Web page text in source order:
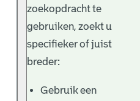
zoekopdracht te
gebruiken, zoekt u
specifieker of juist
breder:
Gebruik een